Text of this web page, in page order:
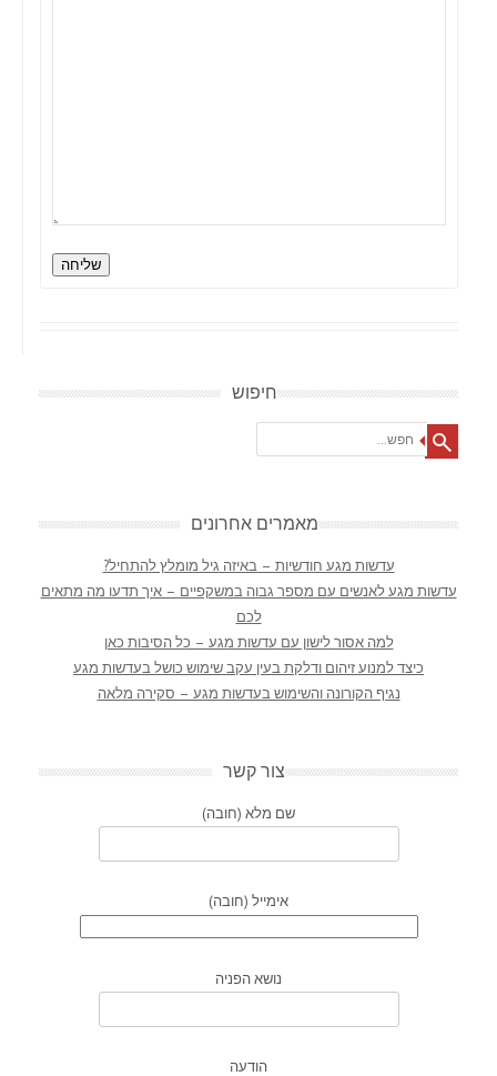
שליחה
חיפוש
מאמרים אחרונים
עדשות מגע חודשיות – באיזה גיל מומלץ להתחיל?
עדשות מגע לאנשים עם מספר גבוה במשקפיים – איך תדעו מה מתאים
לכם
למה אסור לישון עם עדשות מגע – כל הסיבות כאן
כיצד למנוע זיהום ודלקת בעין עקב שימוש כושל בעדשות מגע
נגיף הקורונה והשימוש בעדשות מגע – סקירה מלאה
צור קשר
שם מלא (חובה)
אימייל (חובה)
נושא הפניה
הודעה